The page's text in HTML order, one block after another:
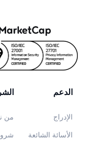
من
الدعم
الإدراج
الأسائة الشائعة